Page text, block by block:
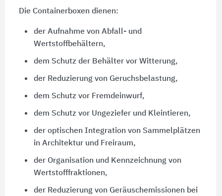
Die Containerboxen dienen:
der Aufnahme von Abfall- und
Wertstoffbehältern,
dem Schutz der Behälter vor Witterung,
der Reduzierung von Geruchsbelastung,
dem Schutz vor Fremdeinwurf,
dem Schutz vor Ungeziefer und Kleintieren,
der optischen Integration von Sammelplätzen
in Architektur und Freiraum,
der Organisation und Kennzeichnung von
Wertstofffraktionen,
der Reduzierung von Geräuschemissionen bei